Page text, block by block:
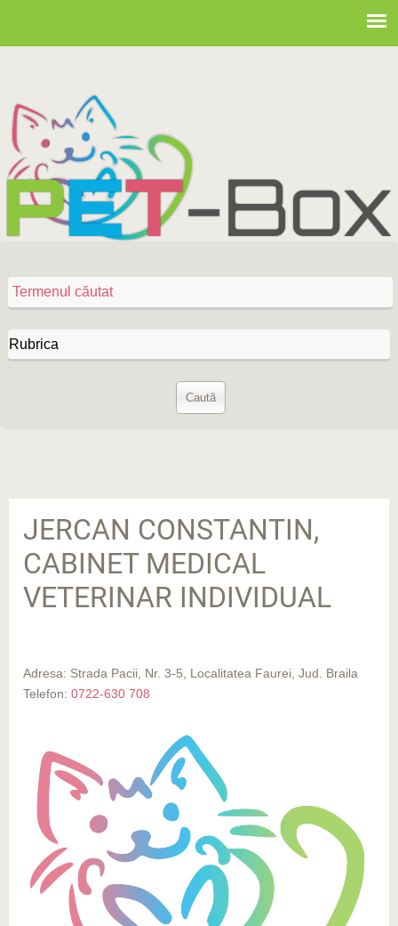
JERCAN CONSTANTIN,
CABINET MEDICAL
VETERINAR INDIVIDUAL
Adresa: Strada Pacii, Nr. 3-5, Localitatea Faurei, Jud. Braila
Telefon: 0722-630 708